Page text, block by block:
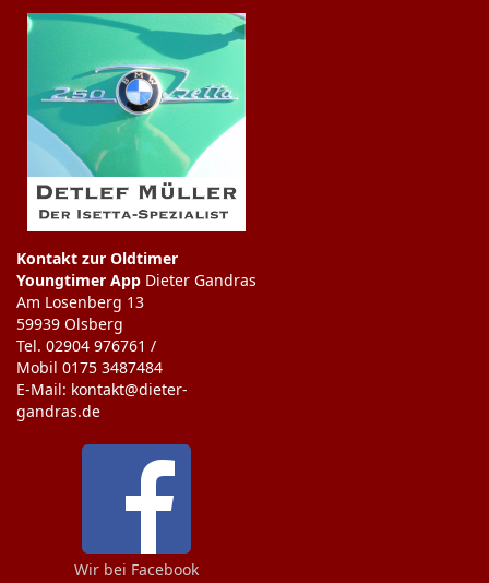
Kontakt zur Oldtimer
Youngtimer App Dieter Gandras
Am Losenberg 13
59939 Olsberg
Tel. 02904 976761 /
Mobil 0175 3487484
E-Mail: kontakt@dieter-
gandras.de
Wir bei Facebook